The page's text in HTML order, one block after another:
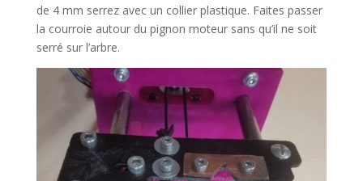
de 4 mm serrez avec un collier plastique. Faites passer
la courroie autour du pignon moteur sans qu’il ne soit
serré sur l’arbre.